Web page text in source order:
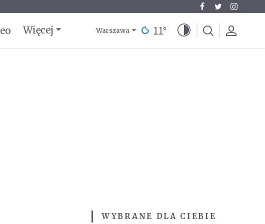
Więcej Warszawa 11°
WYBRANE DLA CIEBIE